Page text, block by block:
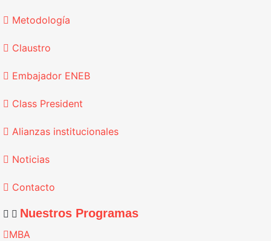
Metodología
Claustro
Embajador ENEB
Class President
Alianzas institucionales
Noticias
Contacto
Nuestros Programas
MBA